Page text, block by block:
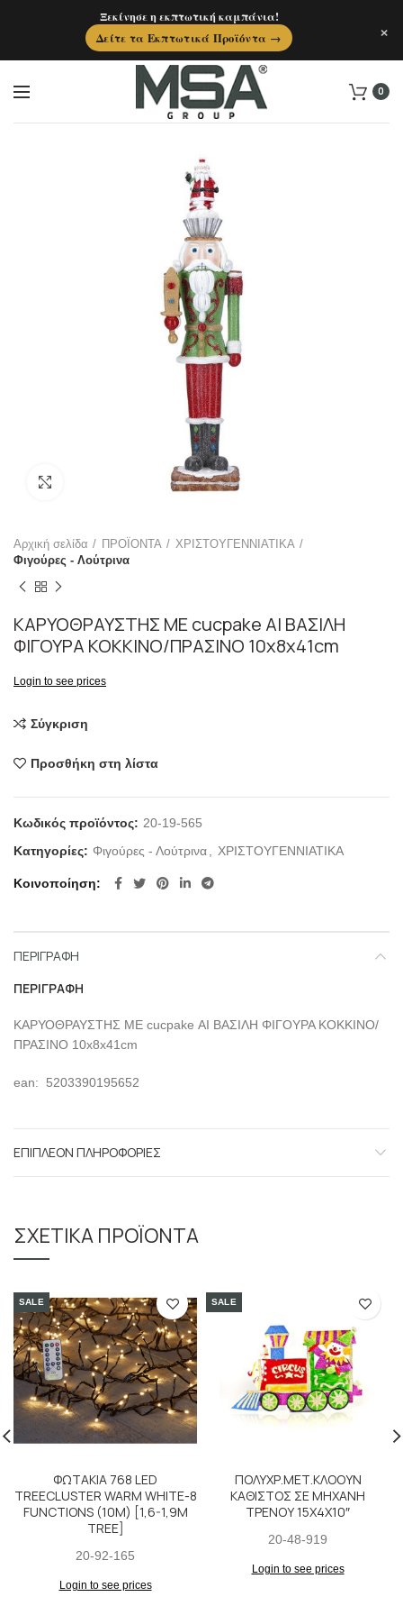
0
Αρχική σελίδα ΠΡΟΪΟΝΤΑ
ΧΡΙΣΤΟΥΓΕΝΝΙΑΤΙΚΑ
Φιγούρες - Λούτρινα
ΚΑΡΥΟΘΡΑΥΣΤΗΣ ΜΕ cucpake ΑΙ ΒΑΣΙΛΗ
ΦΙΓΟΥΡΑ ΚΟΚΚΙΝΟ/ΠΡΑΣΙΝΟ 10x8x41cm
Login to see prices
Σύγκριση
Προσθήκη στη λίστα
Κωδικός προϊόντος: 20-19-565
Κατηγορίες: Φιγούρες - Λούτρινα ΧΡΙΣΤΟΥΓΕΝΝΙΑΤΙΚΑ
Κοινοποίηση
ΠΕΡΙΓΡΑΦΉ
ΠΕΡΙΓΡΑΦΉ
ΚΑΡΥΟΘΡΑΥΣΤΗΣ ΜΕ cucpake ΑΙ ΒΑΣΙΛΗ ΦΙΓΟΥΡΑ ΚΟΚΚΙΝΟ/
ΠΡΑΣΙΝΟ 10x8x41cm
ean: 5203390195652
ΕΠΙΠΛΈΟΝ ΠΛΗΡΟΦΟΡΊΕΣ
ΣΧΕΤΙΚΆ ΠΡΟΪΌΝΤΑ
SALE
ΦΩΤΑΚΙΑ 768 LED
TREECLUSTER WARM WHITE-8
FUNCTIONS (10M) [1,6-1,9M
TREE]
20-92-165
Login to see prices
SALE
ΠΟΛΥΧΡ.ΜΕΤ.ΚΛΟΟΥΝ
ΚΑΘΙΣΤΟΣ ΣΕ ΜΗΧΑΝΗ
ΤΡΕΝΟΥ 15X4X10″
20-48-919
Login to see prices
Ξεκίνησε η εκπτωτική καμπάνια!
Δείτε τα Εκπτωτικά Προϊόντα →
×